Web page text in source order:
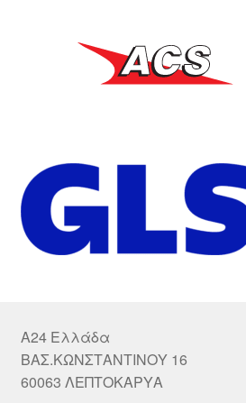
A24 Ελλάδα
ΒΑΣ.ΚΩΝΣΤΑΝΤΙΝΟΥ 16
60063 ΛΕΠΤΟΚΑΡΥΑ